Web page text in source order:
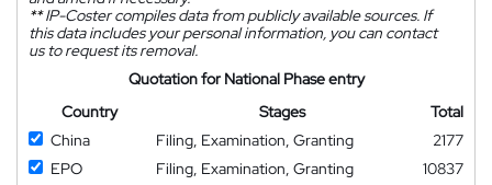
**IP-Coster compiles data from publicly available sources. If
this data includes your personal information, you can contact
us to request its removal.
Quotation for National Phase entry
Country
Stages
Total
China
Filing, Examination, Granting
2177
EPO
Filing, Examination, Granting
10837